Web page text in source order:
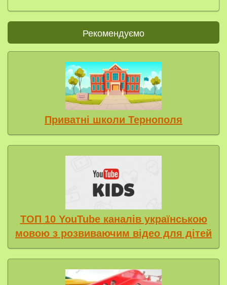
Рекомендуємо
Приватні школи Тернополя
ТОП 10 YouTube каналів українською
мовою з розвиваючим відео для дітей